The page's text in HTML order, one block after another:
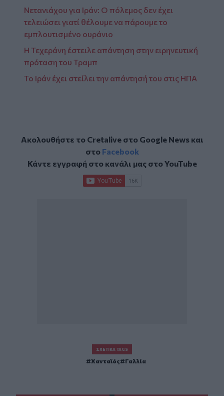
Νετανιάχου για Ιράν: Ο πόλεμος δεν έχει
τελειώσει γιατί θέλουμε να πάρουμε το
εμπλουτισμένο ουράνιο
Η Τεχεράνη έστειλε απάντηση στην ειρηνευτική
πρόταση του Τραμπ
Το Ιράν έχει στείλει την απάντησή του στις ΗΠΑ
Ακολουθήστε το Cretalive στο Google Newsκαι
στο Facebook
Κάντε εγγραφή στο κανάλι μας στοYouTube
ΣΧΕΤΙΚΆ TAGS
Χανταϊός Γαλλία